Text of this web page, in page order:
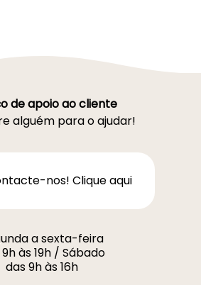
de apoio ao cliente
alguém para o ajudar!
nos! Clique aqui
a sexta-feira
às 19h / Sábado
das 9h às 16h